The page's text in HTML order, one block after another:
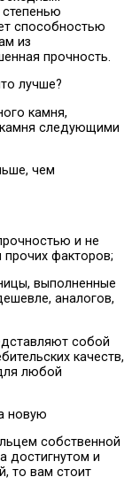
способностью
из
прочность.
лучше?
камня,
камня следующими
чем
и не
прочих факторов;
выполненные
аналогов,
собой
качеств,
любой
новую
собственной
достигнутом и
то вам стоит